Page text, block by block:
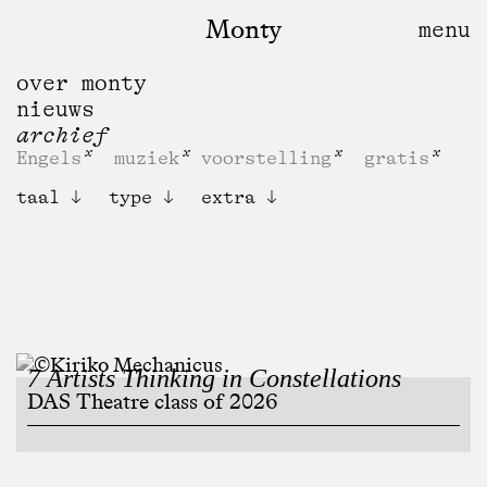
Monty
over monty
nieuws
archief
Engels muziek voorstelling
gratis
taal
type extra
7 Artists Thinking in Constellations
DAS Theatre class of 2026